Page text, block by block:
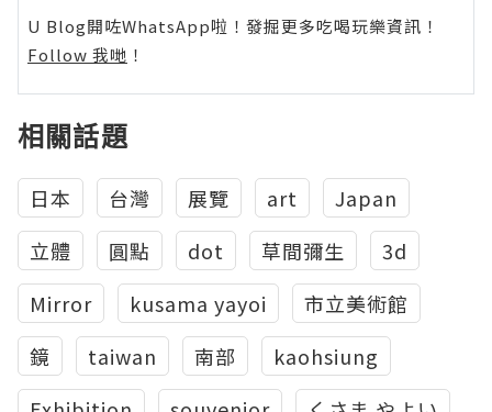
U Blog開咗WhatsApp啦！發掘更多吃喝玩樂資訊！
Follow 我哋 ！
相關話題
日本 台灣 展覽 art
Japan
立體
圓點 dot 草間彌生
3d
Mirror
kusama yayoi
市立美術館
鏡
taiwan 南部
kaohsiung